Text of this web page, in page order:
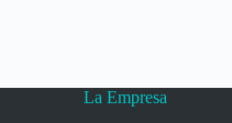
La Empresa